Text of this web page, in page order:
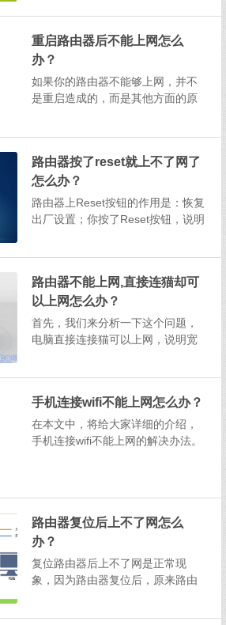
鸿哥建议大家排查以下几个方面：
1、检查副路由器设置2、检查主路
由器设置3、检查信号强度4、...
重启路由器后不能上网怎么
办？
如果你的路由器不能够上网，并不
是重启造成的，而是其他方面的原
问题运营商限制问题路由器的问题
对于新手用户来说，要依次排查这
个4个方面，操作起来可能比...
路由器按了reset就上不了网了
怎么办？
路由器上Reset按钮的作用是：恢复
出厂设置；你按了Reset按钮，说明
就包括了上网参数。所以，在恢复
出厂设置后，会出现路由器上不了
网的问题，这是正常...
路由器不能上网,直接连猫却可
以上网怎么办？
首先，我们来分析一下这个问题，
电脑直接连接猫可以上网，说明宽
用路由器路由器存在问题温馨提
示：根据鸿哥的经验来看，只是有9
0%以上的用户，是因为在设置...
手机连接wifi不能上网怎么办？
在本文中，将给大家详细的介绍，
手机连接wifi不能上网的解决办法。
响5、路由器的问题一、路由器未联
网根据统计...
路由器复位后上不了网怎么
办？
复位路由器后上不了网是正常现
象，因为路由器复位后，原来路由